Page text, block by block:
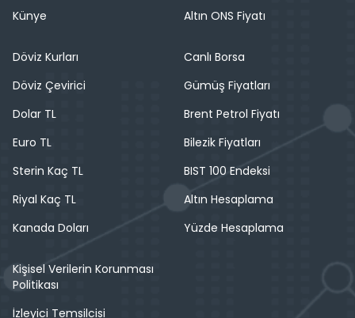
Künye
Altın ONS Fiyatı
Döviz Kurları
Döviz Çevirici
Dolar TL
Euro TL
Sterin Kaç TL
Riyal Kaç TL
Kanada Doları
Canlı Borsa
Gümüş Fiyatları
Brent Petrol Fiyatı
Bilezik Fiyatları
BIST 100 Endeksi
Altın Hesaplama
Yüzde Hesaplama
Kişisel Verilerin Korunması
Politikası
İzleyici Temsilcisi